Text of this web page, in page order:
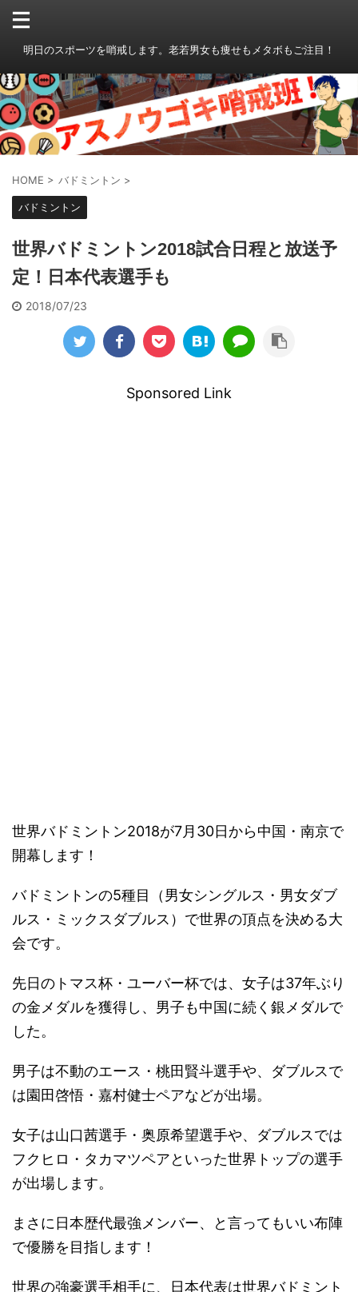
明日のスポーツを哨戒します。老若男女も痩せもメタボもご注目！
HOME > バドミントン >
バドミントン
世界バドミントン2018試合日程と放送予
定！日本代表選手も
2018/07/23
Sponsored Link
世界バドミントン2018が7月30日から中国・南京で
開幕します！
バドミントンの5種目（男女シングルス・男女ダブ
ルス・ミックスダブルス）で世界の頂点を決める大
会です。
先日のトマス杯・ユーバー杯では、女子は37年ぶり
の金メダルを獲得し、男子も中国に続く銀メダルで
した。
男子は不動のエース・桃田賢斗選手や、ダブルスで
は園田啓悟・嘉村健士ペアなどが出場。
女子は山口茜選手・奥原希望選手や、ダブルスでは
フクヒロ・タカマツペアといった世界トップの選手
が出場します。
まさに日本歴代最強メンバー、と言ってもいい布陣
で優勝を目指します！
世界の強豪選手相手に、日本代表は世界バドミント